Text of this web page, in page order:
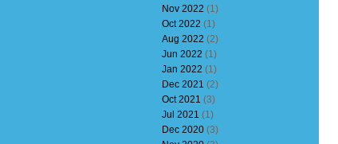
Nov 2022 (1)
Oct 2022 (1)
Aug 2022 (2)
Jun 2022 (1)
Jan 2022 (1)
Dec 2021 (2)
Oct 2021 (3)
Jul 2021 (1)
Dec 2020(3)